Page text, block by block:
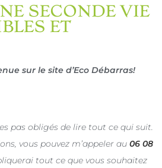
SECONDE VIE
ET
sur le site d’Eco Débarras!
pas obligés de lire tout ce qui suit.
vous pouvez m’appeler au06 08
tout ce que vous souhaitez